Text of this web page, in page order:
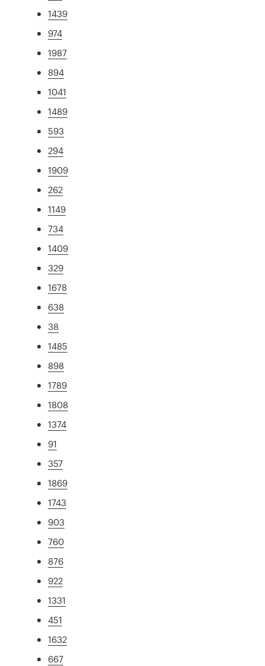
1439
974
1987
894
1041
1489
593
294
1909
262
1149
734
1409
329
1678
638
38
1485
898
1789
1808
1374
91
357
1869
1743
903
760
876
922
1331
451
1632
667